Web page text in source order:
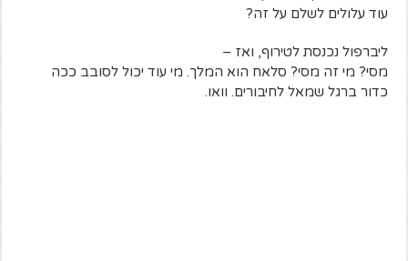
עוד עלולים לשלם על זה?
ליברפול נכנסת לטירוף, ואז –
מסי? מי זה מסי? סלאח הוא המלך. מי עוד יכול לסובב ככה
כדור ברגל שמאל לחיבורים. וואו.